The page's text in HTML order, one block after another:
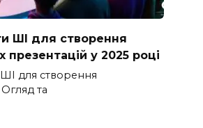
ШІ для створення
презентацій у 2025 році
для створення
та